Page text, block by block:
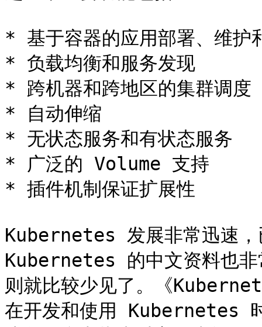
* 基于容器的应用部署、维护
* 负载均衡和服务发现
* 跨机器和跨地区的集群调度
* 自动伸缩
* 无状态服务和有状态服务
* 广泛的 Volume 支持
* 插件机制保证扩展性
Kubernetes 发展非常迅速，
Kubernetes 的中文资料也非
则就比较少见了。《
在开发和使用 Kubernetes